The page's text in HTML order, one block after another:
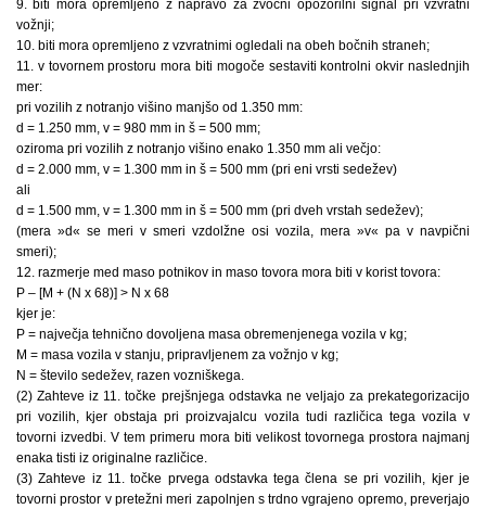
9. biti mora opremljeno z napravo za zvočni opozorilni signal pri vzvratni
vožnji;
10. biti mora opremljeno z vzvratnimi ogledali na obeh bočnih straneh;
11. v tovornem prostoru mora biti mogoče sestaviti kontrolni okvir naslednjih
mer:
pri vozilih z notranjo višino manjšo od 1.350 mm:
d = 1.250 mm, v = 980 mm in š = 500 mm;
oziroma pri vozilih z notranjo višino enako 1.350 mm ali večjo:
d = 2.000 mm, v = 1.300 mm in š = 500 mm (pri eni vrsti sedežev)
ali
d = 1.500 mm, v = 1.300 mm in š = 500 mm (pri dveh vrstah sedežev);
(mera »d« se meri v smeri vzdolžne osi vozila, mera »v« pa v navpični
smeri);
12. razmerje med maso potnikov in maso tovora mora biti v korist tovora:
P – [M + (N x 68)] > N x 68
kjer je:
P = največja tehnično dovoljena masa obremenjenega vozila v kg;
M = masa vozila v stanju, pripravljenem za vožnjo v kg;
N = število sedežev, razen vozniškega.
(2) Zahteve iz 11. točke prejšnjega odstavka ne veljajo za prekategorizacijo
pri vozilih, kjer obstaja pri proizvajalcu vozila tudi različica tega vozila v
tovorni izvedbi. V tem primeru mora biti velikost tovornega prostora najmanj
enaka tisti iz originalne različice.
(3) Zahteve iz 11. točke prvega odstavka tega člena se pri vozilih, kjer je
tovorni prostor v pretežni meri zapolnjen s trdno vgrajeno opremo, preverjajo